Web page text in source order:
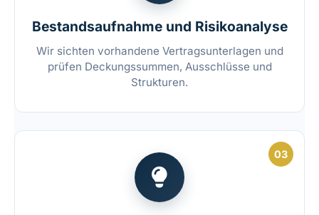
Bestandsaufnahme und Risikoanalyse
Wir sichten vorhandene Vertragsunterlagen und
prüfen Deckungssummen, Ausschlüsse und
Strukturen.
03